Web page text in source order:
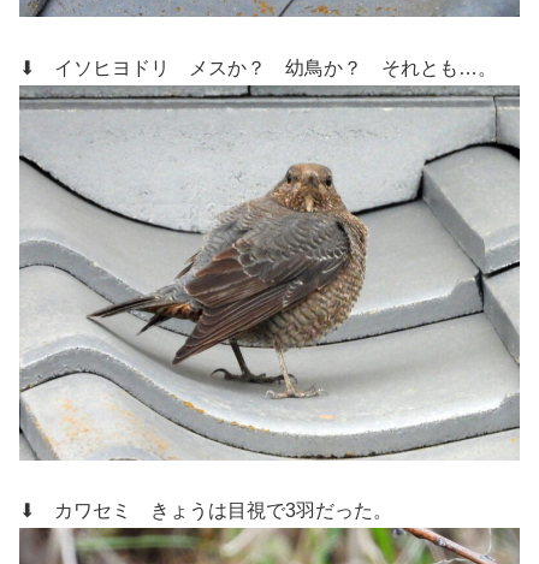
⬇ イソヒヨドリ メスか？ 幼鳥か？ それとも…。
⬇ カワセミ きょうは目視で3羽だった。